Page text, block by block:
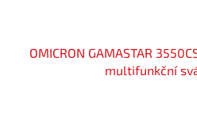
OMICRON GAMASTAR
multifunkční